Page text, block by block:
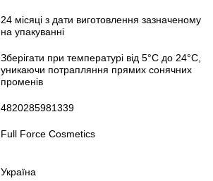
24 місяці з дати виготовлення зазначеному
на упакуванні
Зберігати при температурі від 5°C до 24°C,
уникаючи потрапляння прямих сонячних
променів
4820285981339
Full Force Cosmetics
Україна